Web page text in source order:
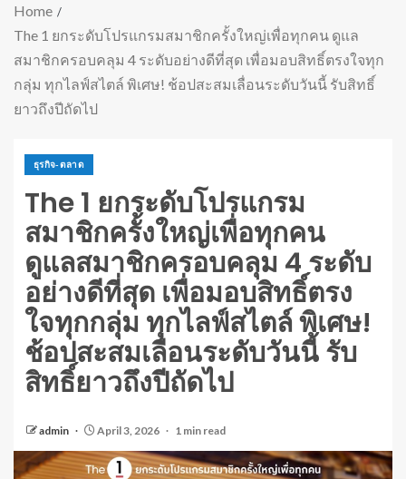
Home
The 1 ยกระดับโปรแกรมสมาชิกครั้งใหญ่เพื่อทุกคน ดูแล
สมาชิกครอบคลุม 4 ระดับอย่างดีที่สุด เพื่อมอบสิทธิ์ตรงใจทุก
กลุ่ม ทุกไลฟ์สไตล์ พิเศษ! ช้อปสะสมเลื่อนระดับวันนี้ รับสิทธิ์
ยาวถึงปีถัดไป
ธุรกิจ-ตลาด
The 1 ยกระดับโปรแกรม
สมาชิกครั้งใหญ่เพื่อทุกคน
ดูแลสมาชิกครอบคลุม 4 ระดับ
อย่างดีที่สุด เพื่อมอบสิทธิ์ตรง
ใจทุกกลุ่ม ทุกไลฟ์สไตล์ พิเศษ!
ช้อปสะสมเลื่อนระดับวันนี้ รับ
สิทธิ์ยาวถึงปีถัดไป
admin April 3, 2026 1 min read